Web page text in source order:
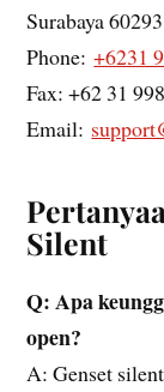
Surabaya
Phone:+6231
Fax: +62 31
Email:
Silent
Q: Apa
open?
A: Genset